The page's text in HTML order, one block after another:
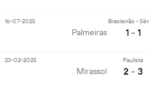
Palmeiras
Brasileirão -
1 - 1
16-07-2025
Mirassol
Paulista
2 - 3
23-02-2025